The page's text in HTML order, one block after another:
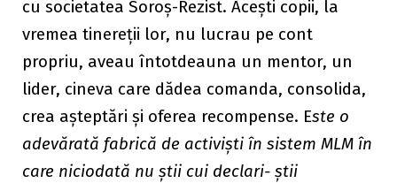
cu societatea Soroș-Rezist. Acești copii, la
vremea tinereții lor, nu lucrau pe cont
propriu, aveau întotdeauna un mentor, un
lider, cineva care dădea comanda, consolida,
crea așteptări și oferea recompense. Este o
adevărată fabrică de activiști în sistem MLM în
care niciodată nu știi cui declari- știi